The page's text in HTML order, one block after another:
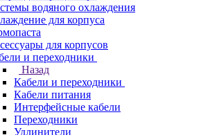
водяного охлаждения
для корпуса
для корпусов
и переходники
Назад
Кабели и переходники
Кабели питания
Интерфейсные кабели
Переходники
Удлинители